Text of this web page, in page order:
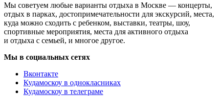
Мы советуем любые варианты отдыха в Москве — концерты,
отдых в парках, достопримечательности для экскурсий, места,
куда можно сходить с ребенком, выставки, театры, шоу,
спортивные мероприятия, места для активного отдыха
и отдыха с семьей, и многое другое.
Мы в социальных сетях
Вконтакте
Кудамоскоу в однокласниках
Кудамоскоу в телеграме